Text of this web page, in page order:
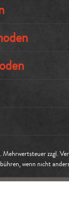
Mehrwertsteuer zzgl.
wenn nicht